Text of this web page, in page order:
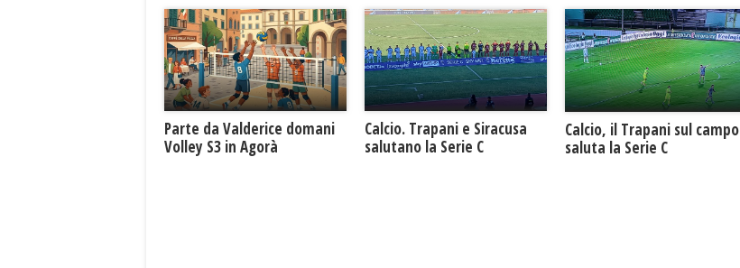
Parte da Valderice domani
Volley S3 in Agorà
Calcio. Trapani e Siracusa
salutano la Serie C
Calcio, il Trapani sul campo
saluta la Serie C